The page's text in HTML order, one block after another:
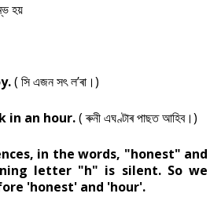
হয়
(সি এজন সৎ ল’ৰা।)
in an hour.(ৰুনী এঘণ্টাৰ পাছত আহিব।)
in the words, "honest" and
letter "h" is silent. So we
'honest' and 'hour'.